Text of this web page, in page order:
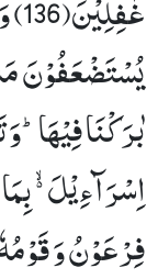
یُسْتَضْعَفُوْنَ
بٰرَكْنَا فِیْهَاؕ-
اِسْرَآءِیْلَ ﳔ
فِرْعَوْنُ وَ قَوْمُهٗ